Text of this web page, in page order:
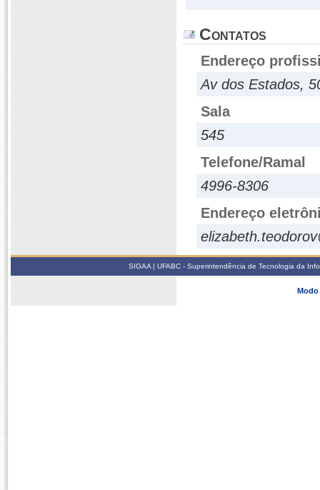
Contatos
Endereço
Av dos Estados,
Sala
545
Telefone/Ramal
4996-8306
Endereço
SIGAA | UFABC - Superintendência de Tecnologia da
Modo